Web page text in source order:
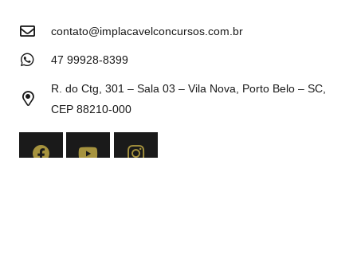
contato@implacavelconcursos.com.br
47 99928-8399
R. do Ctg, 301 – Sala 03 – Vila Nova, Porto Belo – SC,
CEP 88210-000